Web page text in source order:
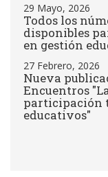
29 Mayo, 2026
Todos los
disponibles
en gestión
27 Febrero, 2026
Nueva
Encuentros
participación
educativos"